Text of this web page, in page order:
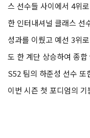
스 선수들 사이에서 4위
한 인터내셔널 클래스 선
성과를 이뤘고 예선 3위
도 한 계단 상승하여 종
S52 팀의 하준성 선수 또
이번 시즌 첫 포디엄의